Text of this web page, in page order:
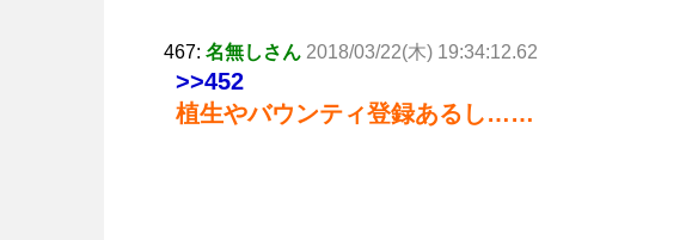
467: 名無しさん 2018/03/22(木) 19:34:12.62
>>452
植生やバウンティ登録あるし……